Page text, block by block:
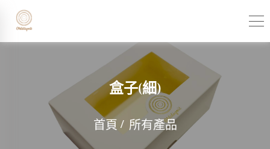
首頁 所有產品
盒子(細)